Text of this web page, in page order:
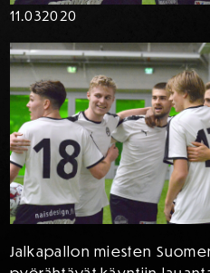
11.032020
Jalkapallon miesten